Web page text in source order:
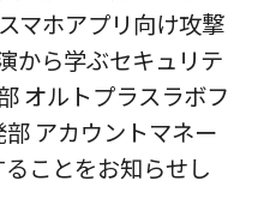
マホアプリ向け攻撃
から学ぶセキュリテ
オルトプラスラボフ
アカウントマネー
ことをお知らせし